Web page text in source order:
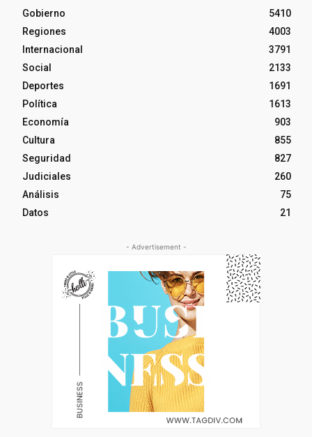
Gobierno
5410
Regiones
4003
Internacional
3791
Social
2133
Deportes
1691
Política
1613
Economía
903
Cultura
855
Seguridad
827
Judiciales
260
Análisis
75
Datos
21
- Advertisement -